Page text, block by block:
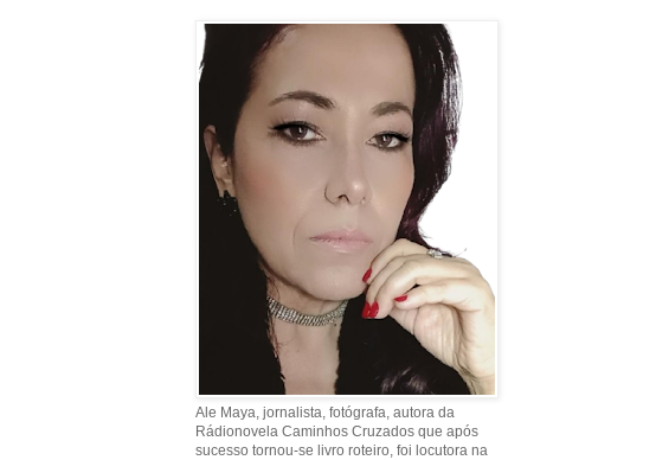
Ale Maya, jornalista, fotógrafa, autora da
Rádionovela Caminhos Cruzados que após
sucesso tornou-se livro roteiro, foi locutora na